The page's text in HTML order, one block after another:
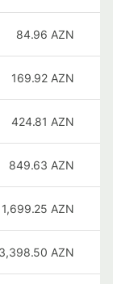
84.96 AZN
169.92 AZN
424.81 AZN
849.63 AZN
1,699.25 AZN
3,398.50 AZN